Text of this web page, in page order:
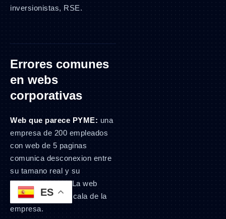
inversionistas, RSE.
Errores comunes
en webs
corporativas
Web que parece PYME: una
empresa de 200 empleados
con web de 5 paginas
comunica desconexion entre
su tamano real y su
presencia digital. La web
debe reflejar la escala de la
empresa.
ES